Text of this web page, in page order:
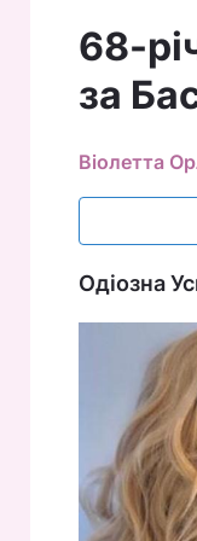
68-
за
Віолетта
Одіозна